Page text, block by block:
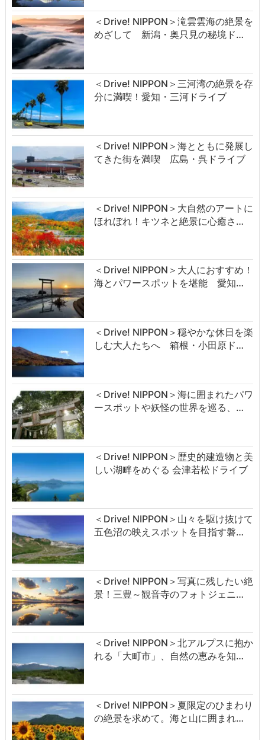
＜Drive! NIPPON＞滝雲雲海の絶景を
めざして 新潟・奥只見の秘境ド…
＜Drive! NIPPON＞三河湾の絶景を存
分に満喫！愛知・三河ドライブ
＜Drive! NIPPON＞海とともに発展し
てきた街を満喫 広島・呉ドライブ
＜Drive! NIPPON＞大自然のアートに
ほれぼれ！キツネと絶景に心癒さ…
＜Drive! NIPPON＞大人におすすめ！
海とパワースポットを堪能 愛知…
＜Drive! NIPPON＞穏やかな休日を楽
しむ大人たちへ 箱根・小田原ド…
＜Drive! NIPPON＞海に囲まれたパワ
ースポットや妖怪の世界を巡る、…
＜Drive! NIPPON＞歴史的建造物と美
しい湖畔をめぐる 会津若松ドライブ
＜Drive! NIPPON＞山々を駆け抜けて
五色沼の映えスポットを目指す磐…
＜Drive! NIPPON＞写真に残したい絶
景！三豊～観音寺のフォトジェニ…
＜Drive! NIPPON＞北アルプスに抱か
れる「大町市」、自然の恵みを知…
＜Drive! NIPPON＞夏限定のひまわり
の絶景を求めて。海と山に囲まれ…